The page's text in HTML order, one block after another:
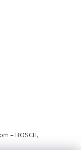
– BOSCH,